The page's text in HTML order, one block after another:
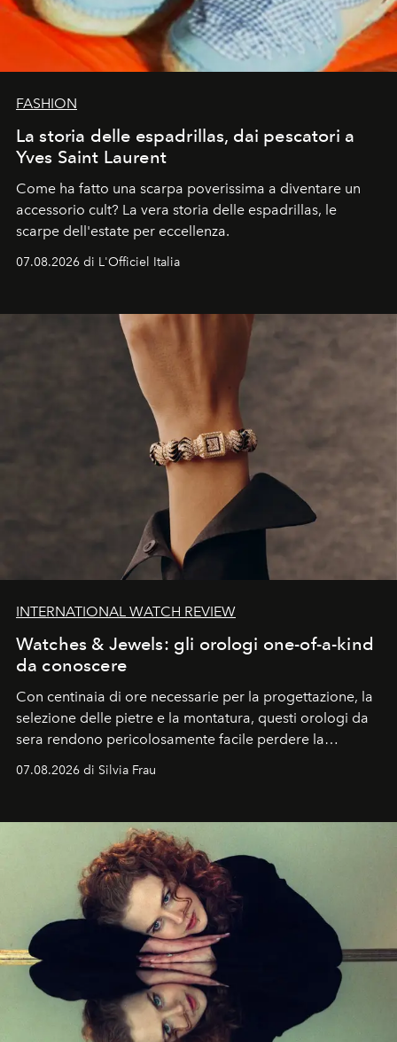
FASHION
La storia delle espadrillas, dai pescatori a
Yves Saint Laurent
Come ha fatto una scarpa poverissima a diventare un
accessorio cult? La vera storia delle espadrillas, le
scarpe dell'estate per eccellenza.
07.08.2026 di L'Officiel Italia
INTERNATIONAL WATCH REVIEW
Watches & Jewels: gli orologi one-of-a-kind
da conoscere
Con centinaia di ore necessarie per la progettazione, la
selezione delle pietre e la montatura, questi orologi da
sera rendono pericolosamente facile perdere la
cognizione del tempo. Ma con quadranti così
07.08.2026 di Silvia Frau